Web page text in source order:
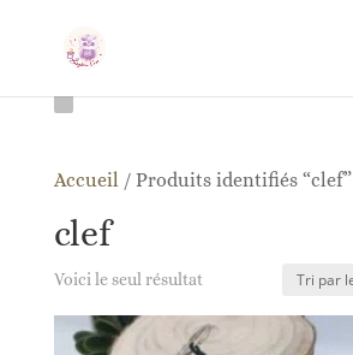
Accueil / Produits identifiés “clef”
clef
Voici le seul résultat